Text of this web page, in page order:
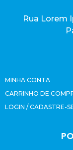
Rua Lorem
MINHA CONTA
CARRINHO DE
LOGIN / CADASTRE-